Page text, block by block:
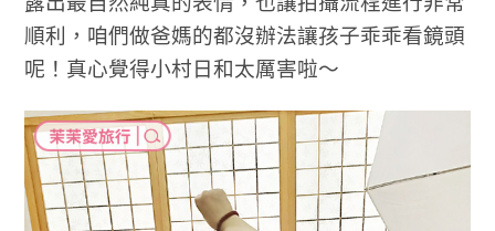
順利，咱們做爸媽的都沒辦法讓孩子乖乖看鏡頭
呢！真心覺得小村日和太厲害啦～